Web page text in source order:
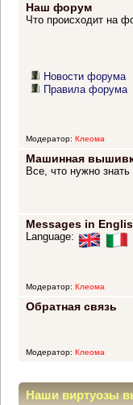
Наш форум
Что происходит на
Новости форума
Правила форума
Модератор: Клеома
Машинная
Все, что нужно
Messages in
Language:
Модератор: Клеома
Обратная связь
Модератор: Клеома
Наши виртуозы